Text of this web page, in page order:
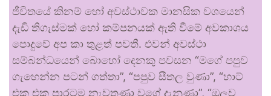
ජීවිතයේ කිනම් හෝ අවස්ථාවක මානසික වශයෙන්
දැඩි තිගැස්මක් හෝ කම්පනයක් ඇති වීමේ අවකාශය
පොදුවේ අප කා තුළත් පවතී. එවන් අවස්ථා
සම්බන්ධයෙන් බොහෝ දෙනකු පවසන “මගේ පපුව
ගැහෙන්න පටන් ගත්තා”, “පපුව සීතල වුණා”, “හාට්
එක එක පාරටම නැවතුණා වගේ දැනුණා”, “ඔලුව